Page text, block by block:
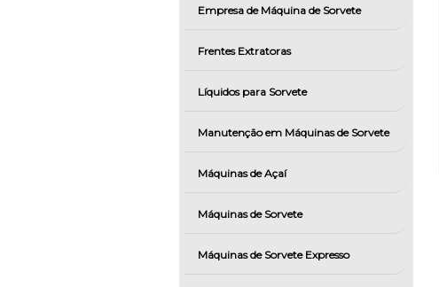
Empresa de Máquina de Sorvete
Frentes Extratoras
Líquidos para Sorvete
Manutenção em Máquinas de Sorvete
Máquinas de Açaí
Máquinas de Sorvete
Máquinas de Sorvete Expresso